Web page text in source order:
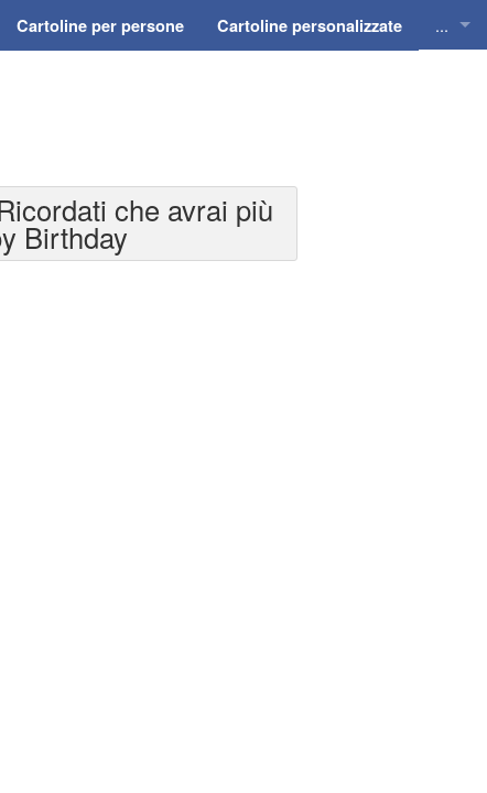
Cartoline per persone Cartoline personalizzate ...
che avrai più
Birthday